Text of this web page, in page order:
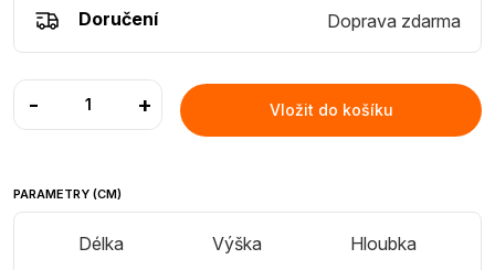
Doručení Doprava zdarma
- + Vložit do košíku
PARAMETRY (CM)
Délka Výška Hloubka